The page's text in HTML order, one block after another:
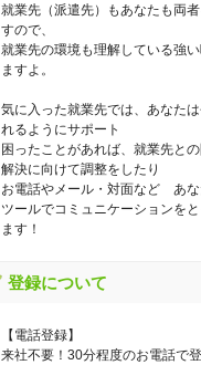
就業先（派遣先）もあなたも両
すので、
就業先の環境も理解している強
ますよ。
気に入った就業先では、あなた
れるようにサポート
困ったことがあれば、就業先と
解決に向けて調整をしたり
お電話やメール・対面など あな
ツールでコミュニケーションを
ます！
登録について
【電話登録】
来社不要！30分程度のお電話で